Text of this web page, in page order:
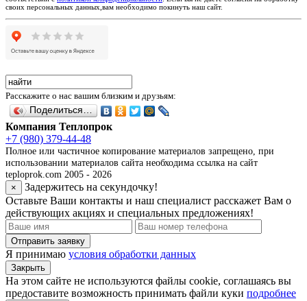
своих персональных данных,вам необходимо покинуть наш сайт.
Расскажите о нас вашим близким и друзьям:
Поделиться…
Компания Теплопрок
+7 (980) 379-44-48
Полное или частичное копирование материалов запрещено, при
использовании материалов сайта необходима ссылка на сайт
teploprok.com 2005 - 2026
×
Задержитесь на секундочку!
Оставьте Ваши контакты и наш специалист расскажет Вам о
действующих акциях и специальных предложениях!
Отправить заявку
Я принимаю условия обработки данных
Закрыть
На этом сайте не используются файлы cookie, соглашаясь вы
предоставите возможность принимать файли куки подробнее